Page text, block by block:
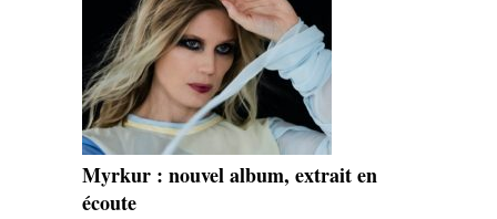
Myrkur : nouvel album, extrait en
écoute